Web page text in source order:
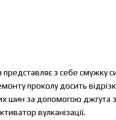
з себе смужку
проколу досить
шин за допомогою джгута з
вулканізації.